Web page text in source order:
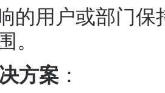
的用户或部门
。
方案 ：